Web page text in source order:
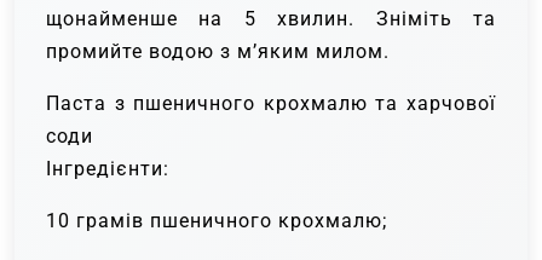
щонайменше на 5 хвилин. Зніміть та
промийте водою з м’яким милом.
Паста з пшеничного крохмалю та харчової
соди
Інгредієнти:
10 грамів пшеничного крохмалю;